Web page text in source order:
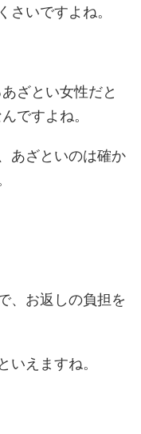
さいですよね。
ざとい女性だと
ですよね。
あざといのは確か
、お返しの負担を
いえますね。